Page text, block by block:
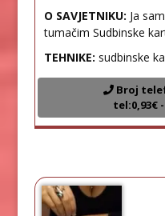
O SAVJETNIKU: Ja
tumačim Sudbinske
TEHNIKE: sudbinske
Broj
tel:0,93€